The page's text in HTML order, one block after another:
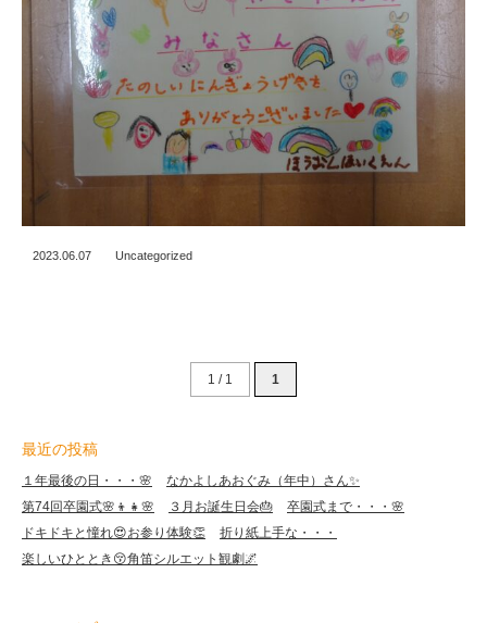
2023.06.07 Uncategorized
1 / 1 1
最近の投稿
１年最後の日・・・🌸
なかよしあおぐみ（年中）さん✨
第74回卒園式🌸👦👧🌸
３月お誕生日会🎂
卒園式まで・・・🌸
ドキドキと憧れ😍お参り体験👏
折り紙上手な・・・
楽しいひととき😚角笛シルエット観劇🌌